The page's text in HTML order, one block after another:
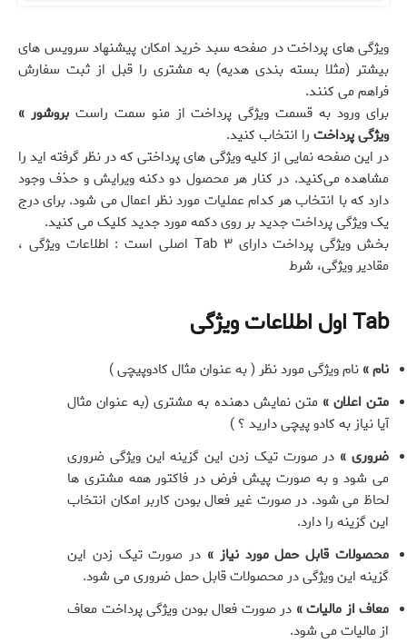
ویژگی های پرداخت در صفحه سبد خرید امکان پیشنهاد سرویس های
بیشتر (مثلا بسته بندی هدیه) به مشتری را قبل از ثبت سفارش
فراهم می کنند.
برای ورود به قسمت ویژگی پرداخت از منو سمت راستبروشور »
ویژگی پرداخت را انتخاب کنید.
در این صفحه نمایی از کلیه ویژگی های پرداختی که در نظر گرفته اید را
مشاهده می‌کنید. در کنار هر محصول دو دکنه ویرایش و حذف وجود
دارد که با انتخاب هر کدام عملیات مورد نظر اعمال می شود. برای درج
یک ویژگی پرداخت جدید بر روی دکمه مورد جدید کلیک می کنید.
بخش ویژگی پرداخت دارای ۳ Tab اصلی است : اطلاعات ویژگی ،
مقادیر ویژگی، شرط
Tab اول اطلاعات ویژگی
نام » نام ویژگی مورد نظر ( به عنوان مثال کادوپیچی )
متن اعلان » متن نمایش دهنده به مشتری (به عنوان مثال
آیا نیاز به کادو پیچی دارید ؟ )
ضروری » در صورت تیک زدن این گزینه این ویژگی ضروری
می شود و به صورت پیش فرض در فاکتور همه مشتری ها
لحاظ می شود. در صورت غیر فعال بودن کاربر امکان انتخاب
این گزینه را دارد.
محصولات قابل حمل مورد نیاز » در صورت تیک زدن این
گزینه این ویژگی در محصولات قابل حمل ضروری می شود.
معاف از مالیات » در صورت فعال بودن ویژگی پرداخت معاف
از مالیات می شود.